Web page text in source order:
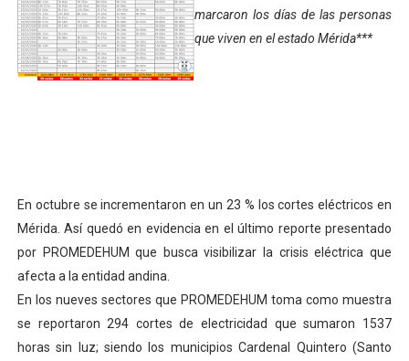
Club "Rápidos de Zea" brilló en el Primer Festival de
84 estudiantes celebraron su graduación en el
Plan Vacacional Venezuela Renace 2026 arrancó con
Venezuela Renace 2026 lleva sonrisas y prevención a
Mérida impulsa el mapa de conocimientos con
Complejo Educativo Talento Deportivo lanza Plan
marcaron los días de las personas
que viven en el estado Mérida***
En octubre se incrementaron en un 23 % los cortes eléctricos en
Mérida. Así quedó en evidencia en el último reporte presentado
por PROMEDEHUM que busca visibilizar la crisis eléctrica que
afecta a la entidad andina.
En los nueves sectores que PROMEDEHUM toma como muestra
se reportaron 294 cortes de electricidad que sumaron 1537
horas sin luz; siendo los municipios Cardenal Quintero (Santo